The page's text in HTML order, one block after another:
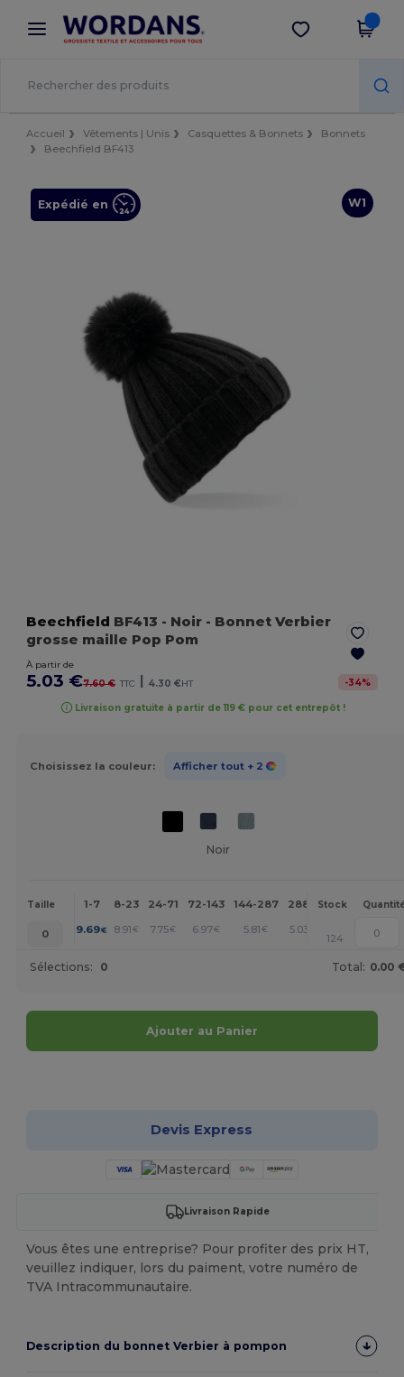
× Appli Wordans
Meilleurs prix sur l’app !
Obtenir l'appli
Accueil Vêtements | Unis Casquettes & Bonnets
Bonnets
Beechfield BF413
W1
Expédié en
Beechfield BF413 - Noir - Bonnet Verbier
grosse maille Pop Pom
À partir de
5.03 €7.60 € TTC | 4.30 €HT -34%
Livraison gratuite à partir de 119 € pour cet entrepôt !
Choisissez la couleur: Afficher tout + 2
Noir
Taille 1-7 8-23 24-71 72-143 144-287 288 + Plus
Stock
0 9.69€ 8.91€ 7.75€ 6.97€ 5.81 € 5.03 +
124
Sélections: 0 Total: 0.00
Ajouter au Panier
Devis Express
Livraison Rapide
Vous êtes une entreprise? Pour profiter des prix HT,
veuillez indiquer, lors du paiment, votre numéro de
TVA Intracommunautaire.
Description du bonnet Verbier à pompon